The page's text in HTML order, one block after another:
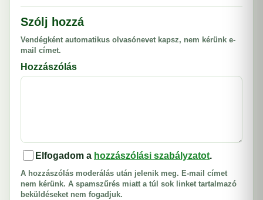
Szólj hozzá
Vendégként automatikus olvasónevet kapsz, nem kérünk e-
mail címet.
Hozzászólás
Elfogadom a hozzászólási szabályzatot.
A hozzászólás moderálás után jelenik meg. E-mail címet
nem kérünk. A spamszűrés miatt a túl sok linket tartalmazó
beküldéseket nem fogadjuk.